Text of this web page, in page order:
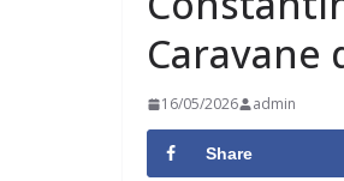
Caravane
16/05/2026 admin
Share